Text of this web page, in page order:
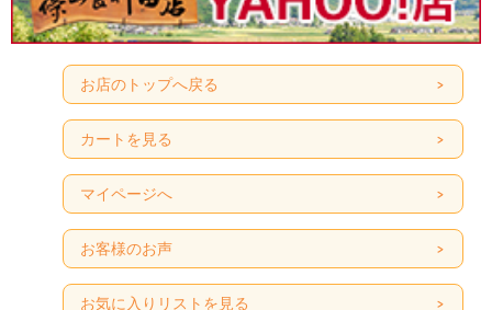
お店のトップへ戻る
カートを見る
マイページへ
お客様のお声
お気に入りリストを見る